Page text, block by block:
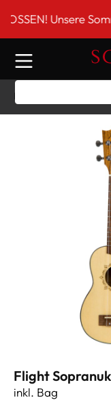
springen
Unsere
Home
Flight
inkl. Bag